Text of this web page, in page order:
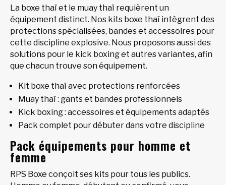
La boxe thaï et le muay thaï requièrent un
équipement distinct. Nos kits boxe thaï intègrent des
protections spécialisées, bandes et accessoires pour
cette discipline explosive. Nous proposons aussi des
solutions pour le kick boxing et autres variantes, afin
que chacun trouve son équipement.
Kit boxe thaï avec protections renforcées
Muay thaï : gants et bandes professionnels
Kick boxing : accessoires et équipements adaptés
Pack complet pour débuter dans votre discipline
Pack équipements pour homme et
femme
RPS Boxe conçoit ses kits pour tous les publics.